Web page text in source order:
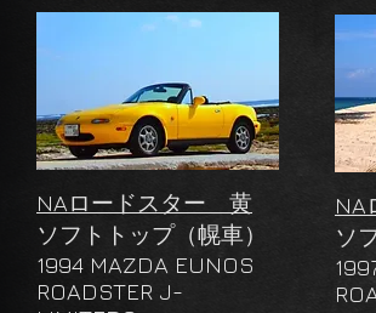
NAロードスター 黄
​ソフトトップ（幌車）
1994 MAZDA EUNOS
ROADSTER J-
ソ